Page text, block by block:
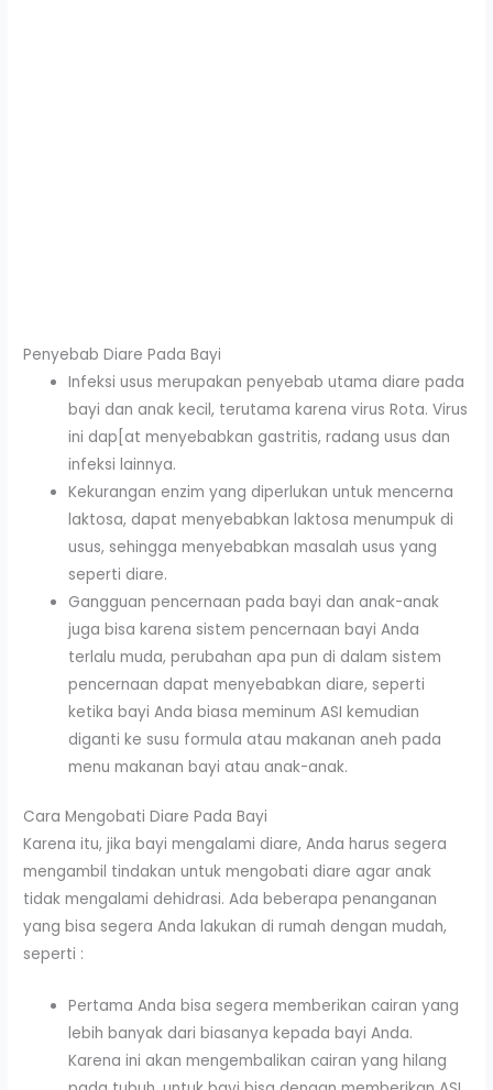
Penyebab Diare Pada Bayi
Infeksi usus merupakan penyebab utama diare pada
bayi dan anak kecil, terutama karena virus Rota. Virus
ini dap[at menyebabkan gastritis, radang usus dan
infeksi lainnya.
Kekurangan enzim yang diperlukan untuk mencerna
laktosa, dapat menyebabkan laktosa menumpuk di
usus, sehingga menyebabkan masalah usus yang
seperti diare.
Gangguan pencernaan pada bayi dan anak-anak
juga bisa karena sistem pencernaan bayi Anda
terlalu muda, perubahan apa pun di dalam sistem
pencernaan dapat menyebabkan diare, seperti
ketika bayi Anda biasa meminum ASI kemudian
diganti ke susu formula atau makanan aneh pada
menu makanan bayi atau anak-anak.
Cara Mengobati Diare Pada Bayi
Karena itu, jika bayi mengalami diare, Anda harus segera
mengambil tindakan untuk mengobati diare agar anak
tidak mengalami dehidrasi. Ada beberapa penanganan
yang bisa segera Anda lakukan di rumah dengan mudah,
seperti :
Pertama Anda bisa segera memberikan cairan yang
lebih banyak dari biasanya kepada bayi Anda.
Karena ini akan mengembalikan cairan yang hilang